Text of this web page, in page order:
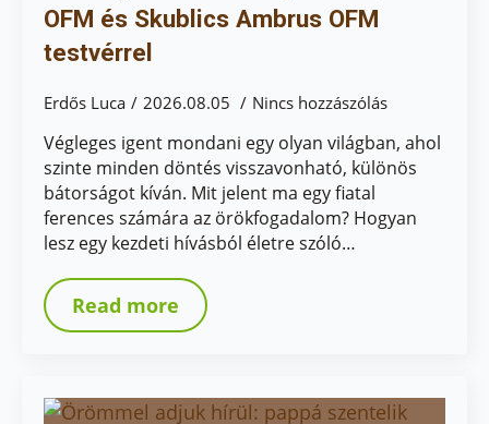
OFM és Skublics Ambrus OFM
testvérrel
Erdős Luca 2026.08.05 Nincs hozzászólás
Végleges igent mondani egy olyan világban, ahol
szinte minden döntés visszavonható, különös
bátorságot kíván. Mit jelent ma egy fiatal
ferences számára az örökfogadalom? Hogyan
lesz egy kezdeti hívásból életre szóló…
Read more